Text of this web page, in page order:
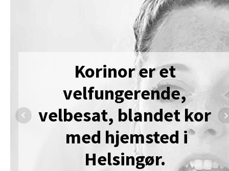
Korinor er et
velfungerende,
velbesat, blandet kor
med hjemsted i
Helsingør.